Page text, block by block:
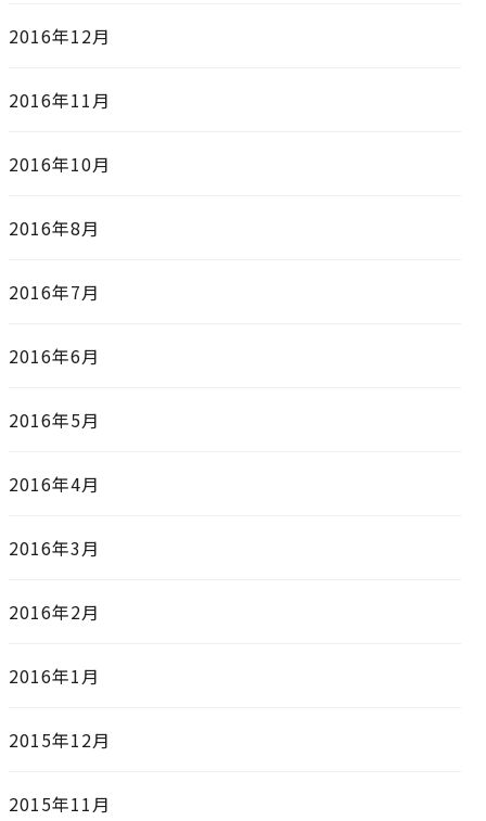
2016年12月
2016年11月
2016年10月
2016年8月
2016年7月
2016年6月
2016年5月
2016年4月
2016年3月
2016年2月
2016年1月
2015年12月
2015年11月